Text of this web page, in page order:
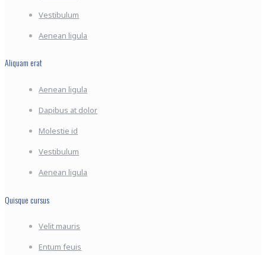
Vestibulum
Aenean ligula
Aliquam erat
Aenean ligula
Dapibus at dolor
Molestie id
Vestibulum
Aenean ligula
Quisque cursus
Velit mauris
Entum feuis